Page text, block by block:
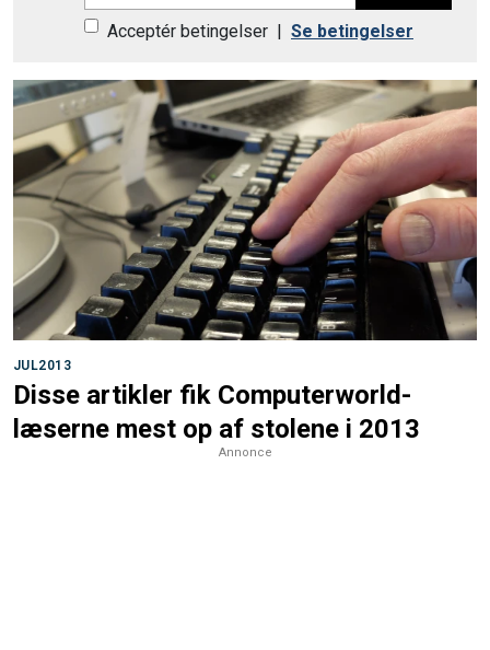
Acceptér betingelser | Se betingelser
JUL2013
Disse artikler fik Computerworld-
læserne mest op af stolene i 2013
Annonce